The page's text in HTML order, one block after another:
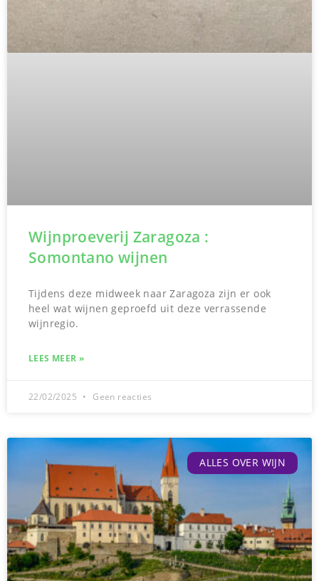
Wijnproeverij Zaragoza :
Somontano wijnen
Tijdens deze midweek naar Zaragoza zijn er ook
heel wat wijnen geproefd uit deze verrassende
wijnregio.
LEES MEER »
22/02/2025 Geen reacties
ALLES OVER WIJN